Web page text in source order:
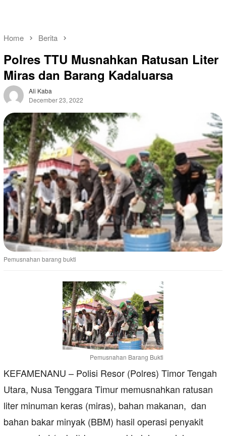
Home Berita
Polres TTU Musnahkan Ratusan Liter
Miras dan Barang Kadaluarsa
Ali Kaba
December 23, 2022
Pemusnahan barang bukti
Pemusnahan Barang Bukti
KEFAMENANU – Polisi Resor (Polres) Timor Tengah
Utara, Nusa Tenggara Timur memusnahkan ratusan
liter minuman keras (miras), bahan makanan, dan
bahan bakar minyak (BBM) hasil operasi penyakit